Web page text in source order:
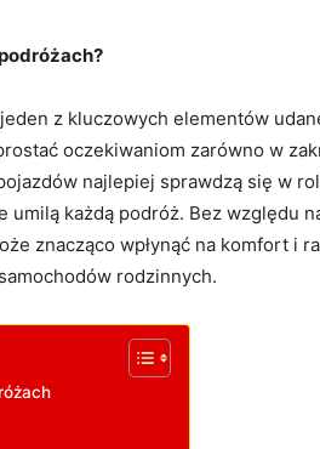
z kluczowych elementów
oczekiwaniom zarówno w
najlepiej sprawdzą się w
każdą podróż. Bez względu
znacząco wpłynąć na komfort i
rodzinnych.